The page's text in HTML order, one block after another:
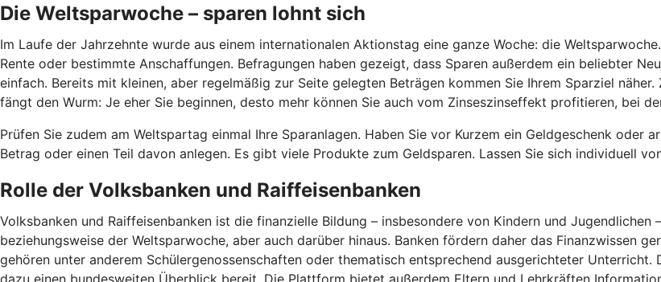
Die Weltsparwoche – sparen lohnt sich
Im Laufe der Jahrzehnte wurde aus einem internationalen Aktionstag eine ganze Woche: die
Rente oder bestimmte Anschaffungen. Befragungen haben gezeigt, dass Sparen außerdem ein beliebter
einfach. Bereits mit kleinen, aber regelmäßig zur Seite gelegten Beträgen kommen Sie Ihrem Sparziel
fängt den Wurm: Je eher Sie beginnen, desto mehr können Sie auch vom Zinseszinseffekt profitieren, bei
Prüfen Sie zudem am Weltspartag einmal Ihre Sparanlagen. Haben Sie vor Kurzem ein Geldgeschenk oder
Betrag oder einen Teil davon anlegen. Es gibt viele Produkte zum Geldsparen. Lassen Sie sich individuell
Rolle der Volksbanken und Raiffeisenbanken
Volksbanken und Raiffeisenbanken ist die finanzielle Bildung – insbesondere von Kindern und
beziehungsweise der Weltsparwoche, aber auch darüber hinaus. Banken fördern daher das Finanzwissen
gehören unter anderem Schülergenossenschaften oder thematisch entsprechend ausgerichteter
dazu einen bundesweiten Überblick bereit. Die Plattform bietet außerdem Eltern und Lehrkräften